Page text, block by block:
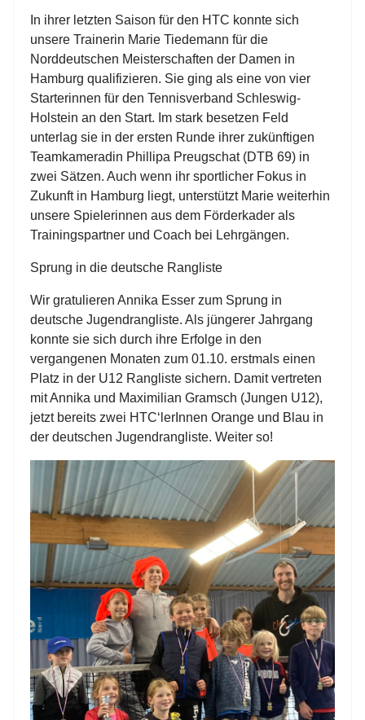
In ihrer letzten Saison für den HTC konnte sich
unsere Trainerin Marie Tiedemann für die
Norddeutschen Meisterschaften der Damen in
Hamburg qualifizieren. Sie ging als eine von vier
Starterinnen für den Tennisverband Schleswig-
Holstein an den Start. Im stark besetzen Feld
unterlag sie in der ersten Runde ihrer zukünftigen
Teamkameradin Phillipa Preugschat (DTB 69) in
zwei Sätzen. Auch wenn ihr sportlicher Fokus in
Zukunft in Hamburg liegt, unterstützt Marie weiterhin
unsere Spielerinnen aus dem Förderkader als
Trainingspartner und Coach bei Lehrgängen.
Sprung in die deutsche Rangliste
Wir gratulieren Annika Esser zum Sprung in
deutsche Jugendrangliste. Als jüngerer Jahrgang
konnte sie sich durch ihre Erfolge in den
vergangenen Monaten zum 01.10. erstmals einen
Platz in der U12 Rangliste sichern. Damit vertreten
mit Annika und Maximilian Gramsch (Jungen U12),
jetzt bereits zwei HTC‘lerInnen Orange und Blau in
der deutschen Jugendrangliste. Weiter so!